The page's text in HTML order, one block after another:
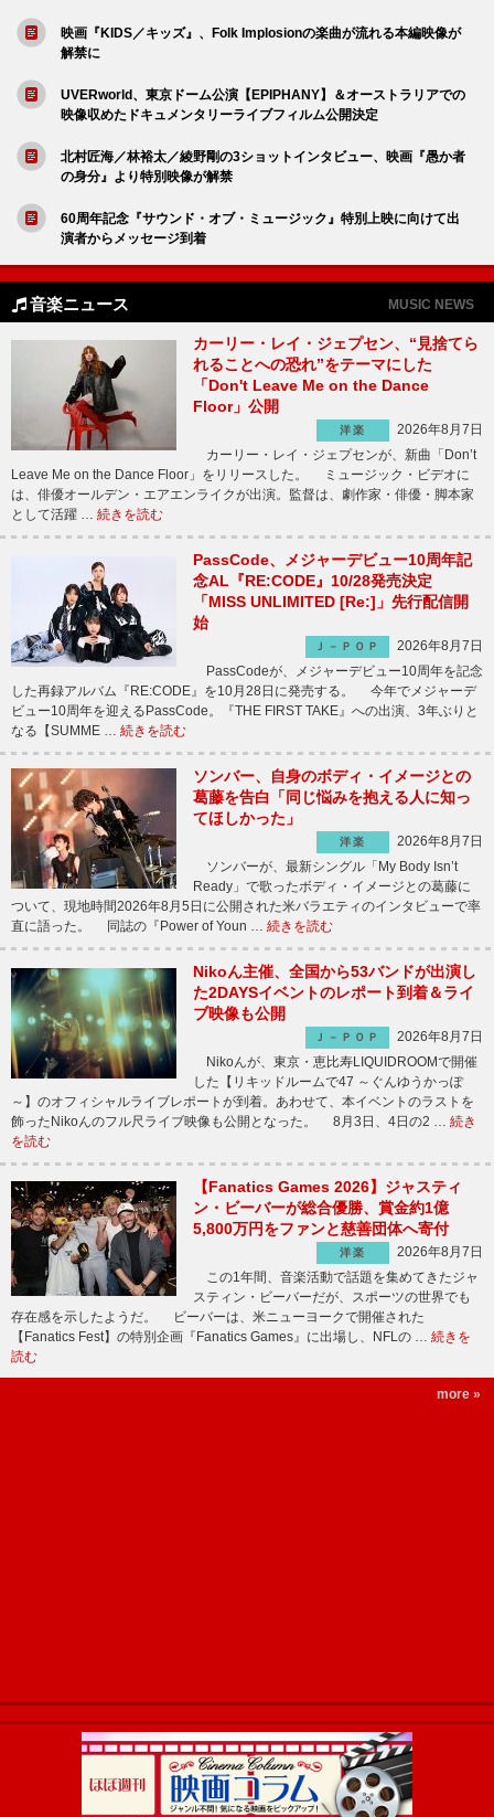
映画『KIDS／キッズ』、Folk Implosionの楽曲が流れる本編映像が
解禁に
UVERworld、東京ドーム公演【EPIPHANY】＆オーストラリアでの
映像収めたドキュメンタリーライブフィルム公開決定
北村匠海／林裕太／綾野剛の3ショットインタビュー、映画『愚か者
の身分』より特別映像が解禁
60周年記念『サウンド・オブ・ミュージック』特別上映に向けて出
演者からメッセージ到着
音楽ニュース MUSIC NEWS
カーリー・レイ・ジェプセン、“見捨てら
れることへの恐れ”をテーマにした
「Don't Leave Me on the Dance
Floor」公開
洋楽
2026年8月7日
カーリー・レイ・ジェプセンが、新曲「Don’t
Leave Me on the Dance Floor」をリリースした。 ミュージック・ビデオに
は、俳優オールデン・エアエンライクが出演。監督は、劇作家・俳優・脚本家
として活躍 … 続きを読む
PassCode、メジャーデビュー10周年記
念AL『RE:CODE』10/28発売決定
「MISS UNLIMITED [Re:]」先行配信開
始
Ｊ－ＰＯＰ
2026年8月7日
PassCodeが、メジャーデビュー10周年を記念
した再録アルバム『RE:CODE』を10月28日に発売する。 今年でメジャーデ
ビュー10周年を迎えるPassCode。『THE FIRST TAKE』への出演、3年ぶりと
なる【SUMME … 続きを読む
ソンバー、自身のボディ・イメージとの
葛藤を告白「同じ悩みを抱える人に知っ
てほしかった」
洋楽
2026年8月7日
ソンバーが、最新シングル「My Body Isn’t
Ready」で歌ったボディ・イメージとの葛藤に
ついて、現地時間2026年8月5日に公開された米バラエティのインタビューで率
直に語った。 同誌の『Power of Youn … 続きを読む
Nikoん主催、全国から53バンドが出演し
た2DAYSイベントのレポート到着＆ライ
ブ映像も公開
Ｊ－ＰＯＰ
2026年8月7日
Nikoんが、東京・恵比寿LIQUIDROOMで開催
した【リキッドルームで47 ～ぐんゆうかっぽ
～】のオフィシャルライブレポートが到着。あわせて、本イベントのラストを
飾ったNikoんのフル尺ライブ映像も公開となった。 8月3日、4日の2 … 続き
を読む
【Fanatics Games 2026】ジャスティ
ン・ビーバーが総合優勝、賞金約1億
5,800万円をファンと慈善団体へ寄付
洋楽
2026年8月7日
この1年間、音楽活動で話題を集めてきたジャ
スティン・ビーバーだが、スポーツの世界でも
存在感を示したようだ。 ビーバーは、米ニューヨークで開催された
【Fanatics Fest】の特別企画『Fanatics Games』に出場し、NFLの … 続きを
読む
more »